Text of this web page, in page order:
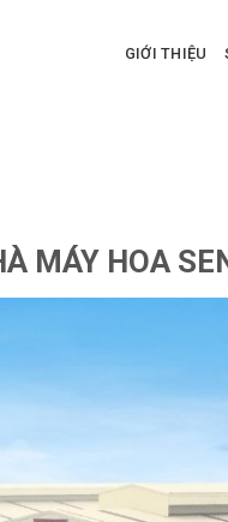
GIỚI THIỆU
MÁY HOA